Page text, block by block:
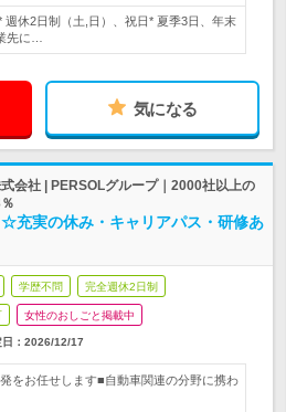
休2日制（土,日）、祝日* 夏季3日、年末
先に…
気になる
会社 | PERSOLグループ｜2000社以上の
充実の休み・キャリアパス・研修あ
学歴不問 完全週休2日制
女性のおしごと掲載中
： 2026/12/17
をお任せします■自動車関連の分野に携わ